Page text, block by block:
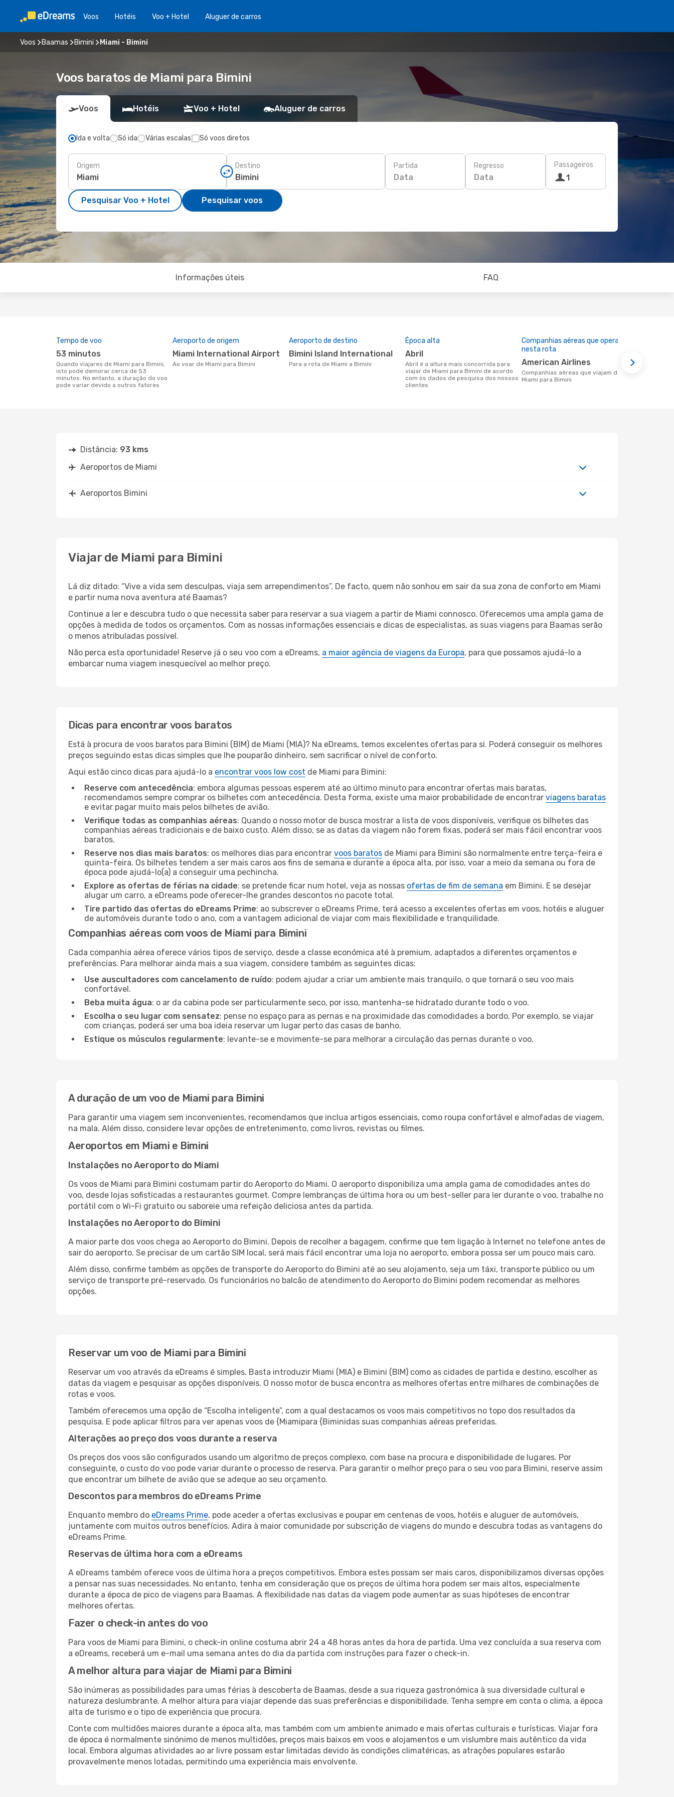
Voos Hotéis Voo + Hotel Aluguer de carros
Voos Baamas Bimini Miami - Bimini
Voos baratos de Miami para Bimini
Voos Hotéis Voo + Hotel Aluguer de carros
Ida e volta Só ida Várias escalas Só voos diretos
Origem Destino Partida
Data
Regresso
Data
Passageiros
1
Pesquisar Voo + Hotel Pesquisar voos
Informações úteis FAQ
Tempo de voo
53 minutos
Quando viajares de Miami para Bimini,
isto pode demorar cerca de 53
minutos. No entanto, a duração do voo
pode variar devido a outros fatores
Aeroporto de origem
Miami International Airport
Ao voar de Miami para Bimini
Aeroporto de destino
Bimini Island International
Para a rota de Miami a Bimini
Época alta
abril
abril é a altura mais concorrida para
viajar de Miami para Bimini de acordo
com os dados de pesquisa dos nossos
clientes
Companhias aéreas que operam
nesta rota
American Airlines
Companhias aéreas que viajam de
Miami para Bimini
Distância: 93 kms
Aeroportos de Miami
Aeroportos Bimini
Viajar de Miami para Bimini
Lá diz ditado: “Vive a vida sem desculpas, viaja sem arrependimentos”. De facto, quem não sonhou em sair da sua zona de conforto em Miami
e partir numa nova aventura até Baamas?
Continue a ler e descubra tudo o que necessita saber para reservar a sua viagem a partir de Miami connosco. Oferecemos uma ampla gama de
opções à medida de todos os orçamentos. Com as nossas informações essenciais e dicas de especialistas, as suas viagens para Baamas serão
o menos atribuladas possível.
Não perca esta oportunidade! Reserve já o seu voo com a eDreams, a maior agência de viagens da Europa, para que possamos ajudá-lo a
embarcar numa viagem inesquecível ao melhor preço.
Dicas para encontrar voos baratos
Está à procura de voos baratos para Bimini (BIM) de Miami (MIA)? Na eDreams, temos excelentes ofertas para si. Poderá conseguir os melhores
preços seguindo estas dicas simples que lhe pouparão dinheiro, sem sacrificar o nível de conforto.
Aqui estão cinco dicas para ajudá-lo a encontrar voos low cost de Miami para Bimini:
Reserve com antecedência: embora algumas pessoas esperem até ao último minuto para encontrar ofertas mais baratas,
recomendamos sempre comprar os bilhetes com antecedência. Desta forma, existe uma maior probabilidade de encontrar viagens baratas
e evitar pagar muito mais pelos bilhetes de avião.
Verifique todas as companhias aéreas: Quando o nosso motor de busca mostrar a lista de voos disponíveis, verifique os bilhetes das
companhias aéreas tradicionais e de baixo custo. Além disso, se as datas da viagem não forem fixas, poderá ser mais fácil encontrar voos
baratos.
Reserve nos dias mais baratos: os melhores dias para encontrar voos baratos de Miami para Bimini são normalmente entre terça-feira e
quinta-feira. Os bilhetes tendem a ser mais caros aos fins de semana e durante a época alta, por isso, voar a meio da semana ou fora de
época pode ajudá-lo(a) a conseguir uma pechincha.
Explore as ofertas de férias na cidade: se pretende ficar num hotel, veja as nossas ofertas de fim de semana em Bimini. E se desejar
alugar um carro, a eDreams pode oferecer-lhe grandes descontos no pacote total.
Tire partido das ofertas do eDreams Prime: ao subscrever o eDreams Prime, terá acesso a excelentes ofertas em voos, hotéis e aluguer
de automóveis durante todo o ano, com a vantagem adicional de viajar com mais flexibilidade e tranquilidade.
Companhias aéreas com voos de Miami para Bimini
Cada companhia aérea oferece vários tipos de serviço, desde a classe económica até à premium, adaptados a diferentes orçamentos e
preferências. Para melhorar ainda mais a sua viagem, considere também as seguintes dicas:
Use auscultadores com cancelamento de ruído: podem ajudar a criar um ambiente mais tranquilo, o que tornará o seu voo mais
confortável.
Beba muita água: o ar da cabina pode ser particularmente seco, por isso, mantenha-se hidratado durante todo o voo.
Escolha o seu lugar com sensatez: pense no espaço para as pernas e na proximidade das comodidades a bordo. Por exemplo, se viajar
com crianças, poderá ser uma boa ideia reservar um lugar perto das casas de banho.
Estique os músculos regularmente: levante-se e movimente-se para melhorar a circulação das pernas durante o voo.
A duração de um voo de Miami para Bimini
Para garantir uma viagem sem inconvenientes, recomendamos que inclua artigos essenciais, como roupa confortável e almofadas de viagem,
na mala. Além disso, considere levar opções de entretenimento, como livros, revistas ou filmes.
Aeroportos em Miami e Bimini
Instalações no Aeroporto do Miami
Os voos de Miami para Bimini costumam partir do Aeroporto do Miami. O aeroporto disponibiliza uma ampla gama de comodidades antes do
voo, desde lojas sofisticadas a restaurantes gourmet. Compre lembranças de última hora ou um best-seller para ler durante o voo, trabalhe no
portátil com o Wi-Fi gratuito ou saboreie uma refeição deliciosa antes da partida.
Instalações no Aeroporto do Bimini
A maior parte dos voos chega ao Aeroporto do Bimini. Depois de recolher a bagagem, confirme que tem ligação à Internet no telefone antes de
sair do aeroporto. Se precisar de um cartão SIM local, será mais fácil encontrar uma loja no aeroporto, embora possa ser um pouco mais caro.
Além disso, confirme também as opções de transporte do Aeroporto do Bimini até ao seu alojamento, seja um táxi, transporte público ou um
serviço de transporte pré-reservado. Os funcionários no balcão de atendimento do Aeroporto do Bimini podem recomendar as melhores
opções.
Reservar um voo de Miami para Bimini
Reservar um voo através da eDreams é simples. Basta introduzir Miami (MIA) e Bimini (BIM) como as cidades de partida e destino, escolher as
datas da viagem e pesquisar as opções disponíveis. O nosso motor de busca encontra as melhores ofertas entre milhares de combinações de
rotas e voos.
Também oferecemos uma opção de “Escolha inteligente”, com a qual destacamos os voos mais competitivos no topo dos resultados da
pesquisa. E pode aplicar filtros para ver apenas voos de {Miamipara {Biminidas suas companhias aéreas preferidas.
Alterações ao preço dos voos durante a reserva
Os preços dos voos são configurados usando um algoritmo de preços complexo, com base na procura e disponibilidade de lugares. Por
conseguinte, o custo do voo pode variar durante o processo de reserva. Para garantir o melhor preço para o seu voo para Bimini, reserve assim
que encontrar um bilhete de avião que se adeque ao seu orçamento.
Descontos para membros do eDreams Prime
Enquanto membro do eDreams Prime, pode aceder a ofertas exclusivas e poupar em centenas de voos, hotéis e aluguer de automóveis,
juntamente com muitos outros benefícios. Adira à maior comunidade por subscrição de viagens do mundo e descubra todas as vantagens do
eDreams Prime.
Reservas de última hora com a eDreams
A eDreams também oferece voos de última hora a preços competitivos. Embora estes possam ser mais caros, disponibilizamos diversas opções
a pensar nas suas necessidades. No entanto, tenha em consideração que os preços de última hora podem ser mais altos, especialmente
durante a época de pico de viagens para Baamas. A flexibilidade nas datas da viagem pode aumentar as suas hipóteses de encontrar
melhores ofertas.
Fazer o check-in antes do voo
Para voos de Miami para Bimini, o check-in online costuma abrir 24 a 48 horas antes da hora de partida. Uma vez concluída a sua reserva com
a eDreams, receberá um e-mail uma semana antes do dia da partida com instruções para fazer o check-in.
A melhor altura para viajar de Miami para Bimini
São inúmeras as possibilidades para umas férias à descoberta de Baamas, desde a sua riqueza gastronómica à sua diversidade cultural e
natureza deslumbrante. A melhor altura para viajar depende das suas preferências e disponibilidade. Tenha sempre em conta o clima, a época
alta de turismo e o tipo de experiência que procura.
Conte com multidões maiores durante a época alta, mas também com um ambiente animado e mais ofertas culturais e turísticas. Viajar fora
de época é normalmente sinónimo de menos multidões, preços mais baixos em voos e alojamentos e um vislumbre mais autêntico da vida
local. Embora algumas atividades ao ar livre possam estar limitadas devido às condições climatéricas, as atrações populares estarão
provavelmente menos lotadas, permitindo uma experiência mais envolvente.